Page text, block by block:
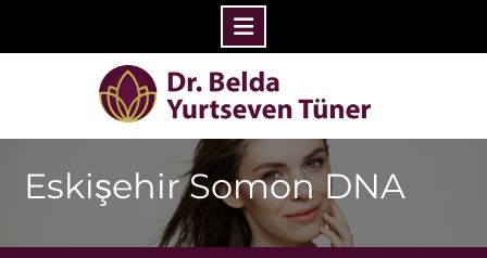
Eskişehir Somon DNA